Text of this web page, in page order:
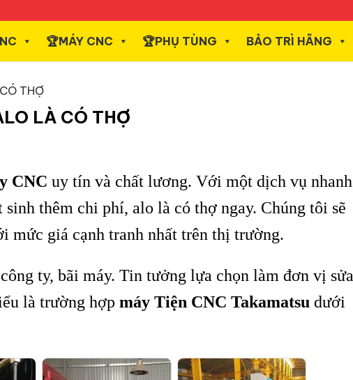
️🏆MÁY CNC ️🏆PHỤ TÙNG BẢO TRÌ HÃNG
THỢ
LÀ CÓ THỢ
CNC uy tín và chất lương. Với một dịch vụ nhanh
thêm chi phí, alo là có thợ ngay. Chúng tôi sẽ
mức giá cạnh tranh nhất trên thị trường.
ty, bãi máy. Tin tưởng lựa chọn làm đơn vị sửa
là trường hợp máy Tiện CNC Takamatsu dưới